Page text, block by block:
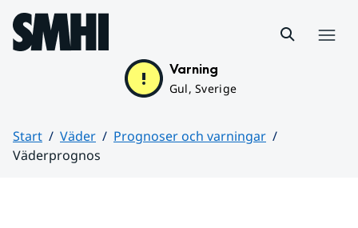
Hoppa till sidans innehåll
Varning
Gul, Sverige
Start Väder
Prognoser och varningar
Väderprognos